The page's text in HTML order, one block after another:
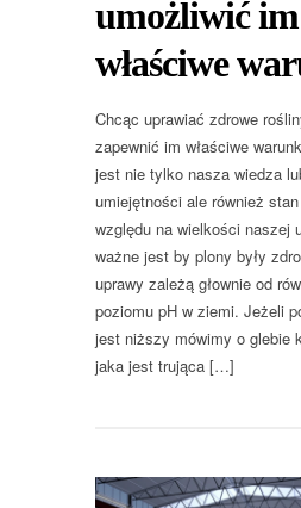
umożliwić im
właściwe
Chcąc uprawiać zdrowe
zapewnić im właściwe
jest nie tylko nasza wiedza
umiejętności ale również
względu na wielkości naszej
ważne jest by plony były
uprawy zależą głownie od
poziomu pH w ziemi. Jeżeli
jest niższy mówimy o glebie
jaka jest trująca […]